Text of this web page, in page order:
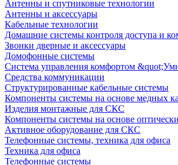
Антенны и спутниковые технологии
Антенны и аксессуары
Кабельные технологии
Домашние системы контроля доступа и
Звонки дверные и аксессуары
Домофонные системы
Система управления комфортом
Средства коммуникации
Структурированные кабельные системы
Компоненты системы на основе медных
Изделия монтажные для СКС
Компоненты системы на основе
Активное оборудование для СКС
Телефонные системы, техника для офиса
Техника для офиса
Телефонные системы